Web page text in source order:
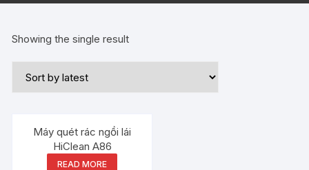
Showing the single result
Máy quét rác ngồi lái
HiClean A86
READ MORE